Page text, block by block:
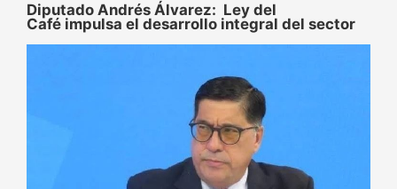
Diputado Andrés Álvarez: Ley del
Café impulsa el desarrollo integral del sector